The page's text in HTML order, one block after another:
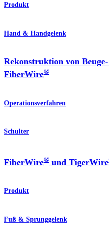
Produkt
Hand & Handgelenk
Rekonstruktion von
FiberWire®
Operationsverfahren
Schulter
FiberWire® und TigerWire
Produkt
Fuß & Sprunggelenk